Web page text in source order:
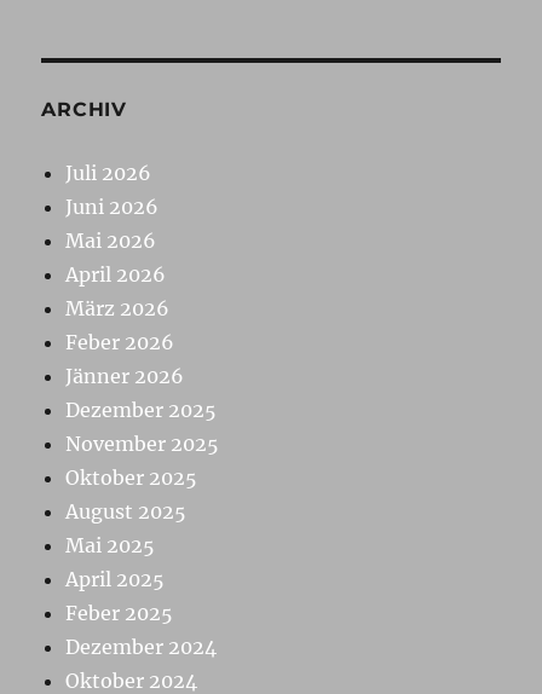
ARCHIV
Juli 2026
Juni 2026
Mai 2026
April 2026
März 2026
Feber 2026
Jänner 2026
Dezember 2025
November 2025
Oktober 2025
August 2025
Mai 2025
April 2025
Feber 2025
Dezember 2024
Oktober 2024